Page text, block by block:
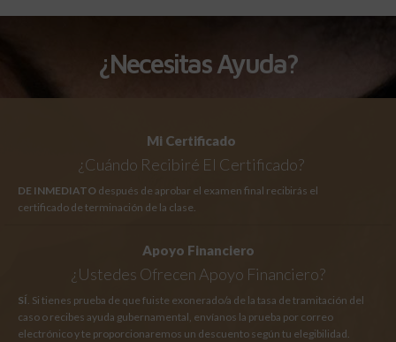
¿Necesitas Ayuda?
Mi Certificado
¿Cuándo Recibiré El Certificado?
DE INMEDIATO después de aprobar el examen final recibirás el
certificado de terminación de la clase.
Apoyo Financiero
¿Ustedes Ofrecen Apoyo Financiero?
SÍ. Si tienes prueba de que fuiste exonerado/a de la tasa de tramitación del
caso o recibes ayuda gubernamental, envíanos la prueba por correo
electrónico y te proporcionaremos un descuento según tu elegibilidad.